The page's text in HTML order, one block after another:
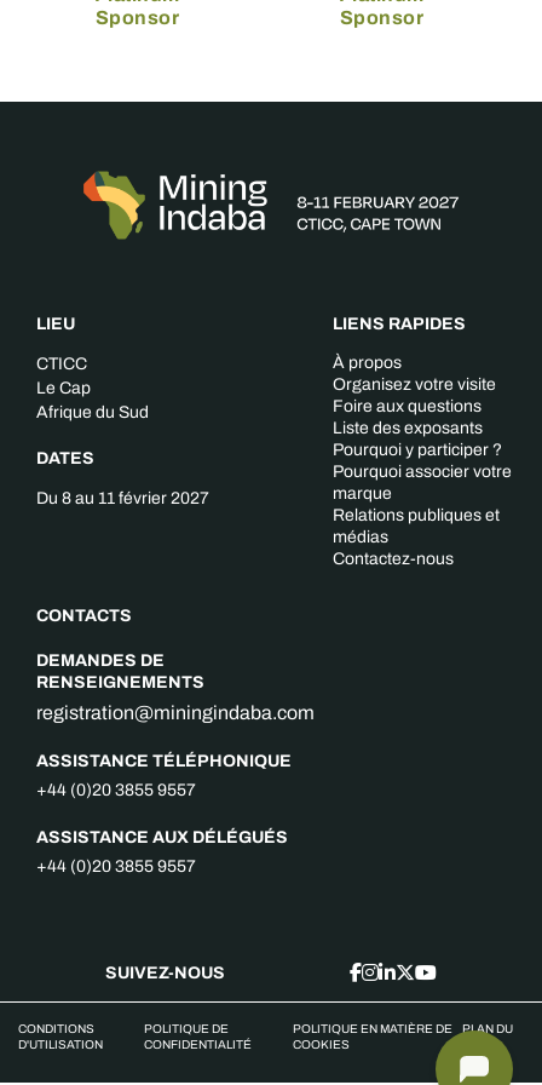
Sponsor Sponsor
LIEU
CTICC
Le Cap
Afrique du Sud
DATES
Du 8 au 11 février 2027
CONTACTS
DEMANDES DE
RENSEIGNEMENTS
registration@miningindaba.com
ASSISTANCE TÉLÉPHONIQUE
+44 (0)20 3855 9557
ASSISTANCE AUX DÉLÉGUÉS
+44 (0)20 3855 9557
LIENS RAPIDES
À propos
Organisez votre visite
Foire aux questions
Liste des exposants
Pourquoi y participer ?
Pourquoi associer votre
marque
Relations publiques et
médias
Contactez-nous
SUIVEZ-NOUS
CONDITIONS
D'UTILISATION
POLITIQUE DE
CONFIDENTIALITÉ
POLITIQUE EN MATIÈRE DE
COOKIES
PLAN DU